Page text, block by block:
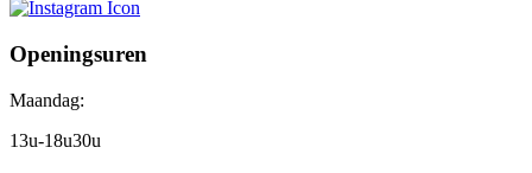
Openingsuren
Maandag:
13u-18u30u